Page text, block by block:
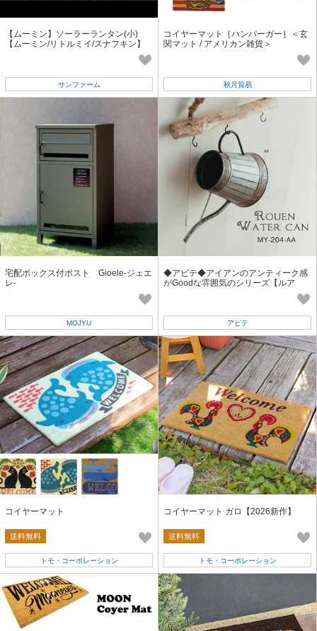
【ムーミン】ソーラーランタン(小)
【ムーミン/リトルミイ/スナフキン】
園芸・ガーデニング用品 LEDライト
サンファーム
コイヤーマット［ハンバーガー］＜玄
関マット / アメリカン雑貨＞
秋月貿易
宅配ボックス付ポスト Gioele-ジェエ
レ-
MOJYU
◆アビテ◆アイアンのアンティーク感
がGoodな雰囲気のシリーズ【ルア
アビテ
コイヤーマット
送料無料
トモ・コーポレーション
コイヤーマット ガロ【2026新作】
送料無料
トモ・コーポレーション